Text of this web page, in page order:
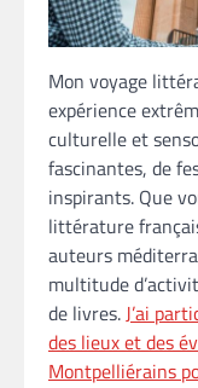
Mon voyage
expérience
culturelle et
fascinantes, de
inspirants. Que
littérature
auteurs
multitude
de livres.J’ai
des lieux et des
Montpelliérains